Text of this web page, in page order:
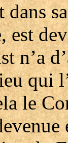
dans
est
n’a
qui
le